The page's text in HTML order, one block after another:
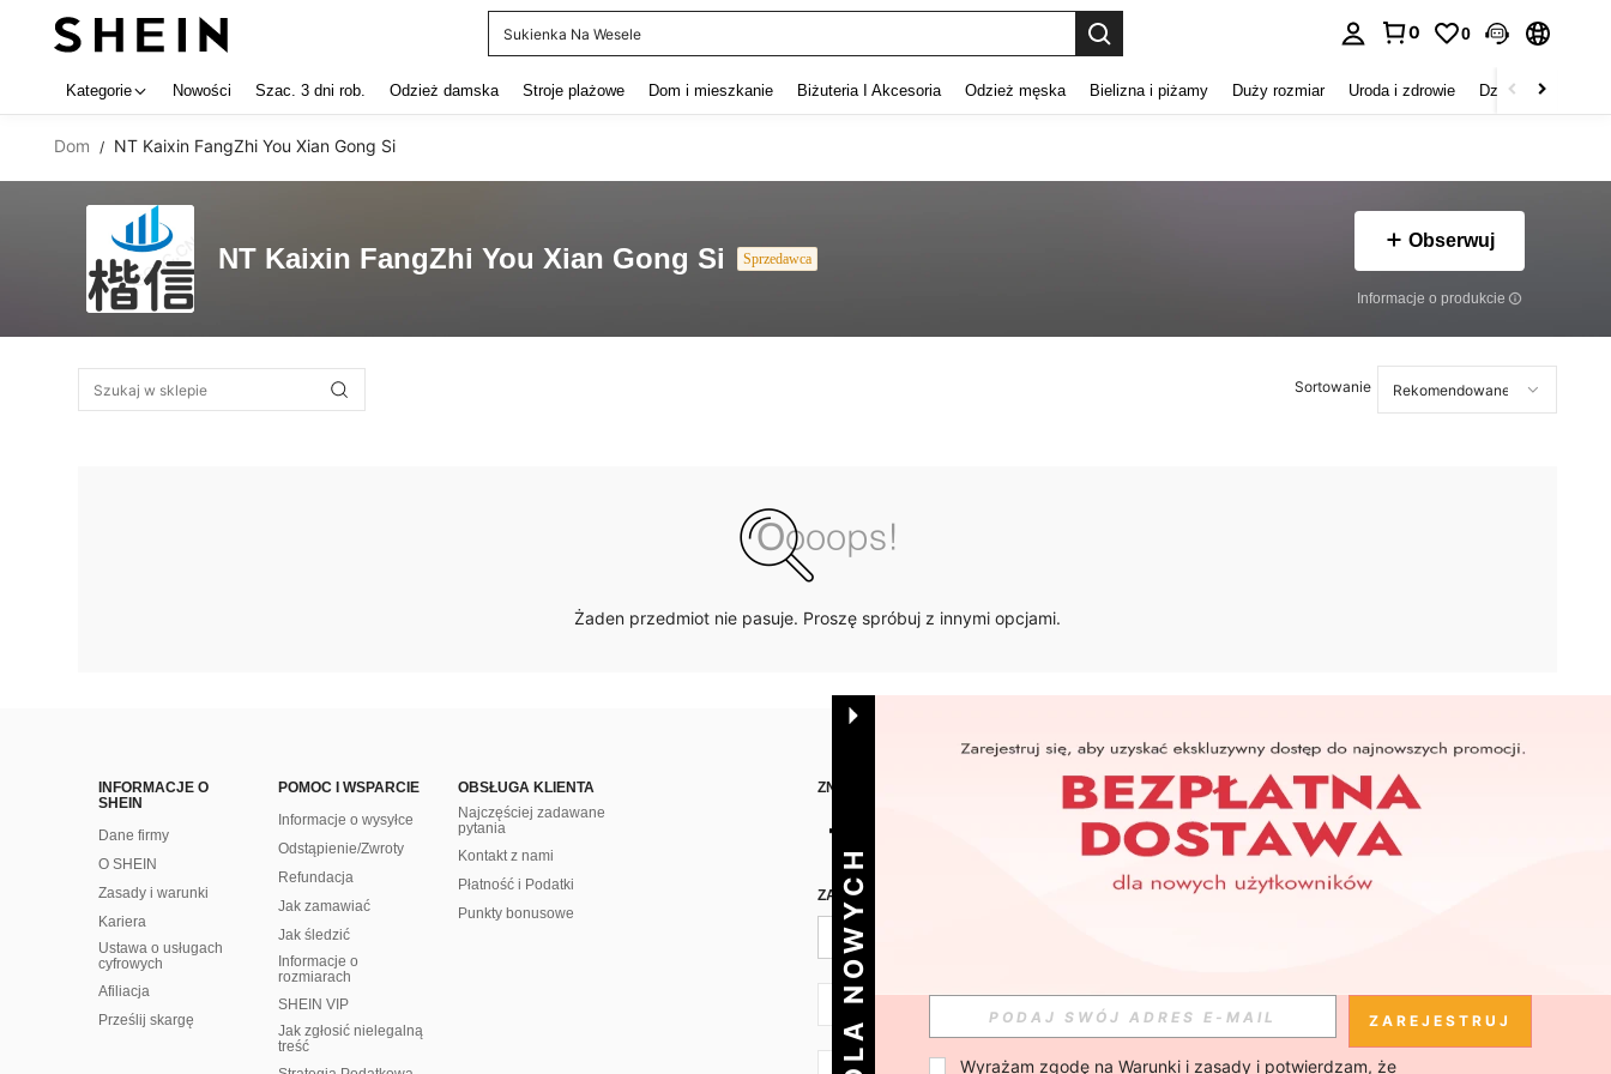
Sukienka Na Wesele
0 0
Kategorie Nowości Szac. 3 dni rob. Odzież damska Stroje plażowe Dom i mieszkanie Biżuteria I Akcesoria Odzież męska Bielizna i piżamy Duży rozmiar Uroda i zdrowie Dzieci
Dom / NT Kaixin FangZhi You Xian Gong Si
NT Kaixin FangZhi You Xian Gong Si Sprzedawca
Obserwuj
Informacje o produkcie
Sortowanie
Żaden przedmiot nie pasuje. Proszę spróbuj z innymi opcjami.
INFORMACJE O
SHEIN
Dane firmy
O SHEIN
Zasady i warunki
Kariera
Ustawa o usługach
cyfrowych
Afiliacja
Prześlij skargę
POMOC I WSPARCIE
Informacje o wysyłce
Odstąpienie/Zwroty
Refundacja
Jak zamawiać
Jak śledzić
Informacje o
rozmiarach
SHEIN VIP
Jak zgłosić nielegalną
treść
OBSŁUGA KLIENTA
Najczęściej zadawane
pytania
Kontakt z nami
Płatność i Podatki
Punkty bonusowe
ZNAJDŹ NAS NA APLIKACJA
ZAPISZ SIĘ PO CODZIENNĄ DAWKĘ SHEIN
PL + 48
DLA NOWYCH ZAREJESTRUJ
Wyrażam zgodę na Warunki i zasady i potwierdzam, że